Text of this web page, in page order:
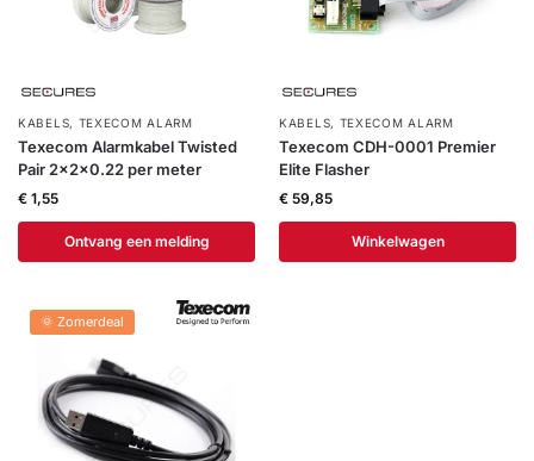
KABELS, TEXECOM ALARM
Texecom Alarmkabel Twisted
Pair 2x2x0.22 per meter
€ 1,55
Ontvang een melding
KABELS, TEXECOM ALARM
Texecom CDH-0001 Premier
Elite Flasher
€ 59,85
Winkelwagen
🌞 Zomerdeal